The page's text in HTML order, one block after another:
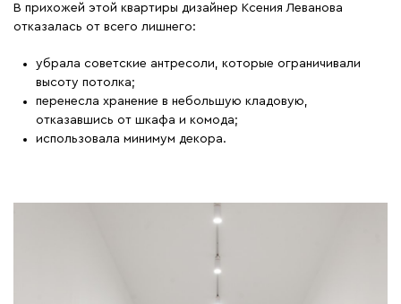
В прихожей этой квартиры дизайнер Ксения Леванова
отказалась от всего лишнего:
убрала советские антресоли, которые ограничивали
высоту потолка;
перенесла хранение в небольшую кладовую,
отказавшись от шкафа и комода;
использовала минимум декора.